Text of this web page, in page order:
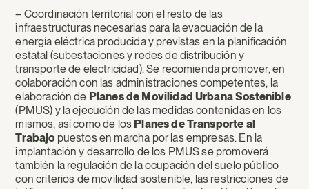
– Coordinación territorial con el resto de las
infraestructuras necesarias para la evacuación de la
energía eléctrica producida y previstas en la planificación
estatal (subestaciones y redes de distribución y
transporte de electricidad). Se recomienda promover, en
colaboración con las administraciones competentes, la
elaboración de Planes de Movilidad Urbana Sostenible
(PMUS) y la ejecución de las medidas contenidas en los
mismos, así como de los Planes de Transporte al
Trabajo puestos en marcha por las empresas. En la
implantación y desarrollo de los PMUS se promoverá
también la regulación de la ocupación del suelo público
con criterios de movilidad sostenible, las restricciones de